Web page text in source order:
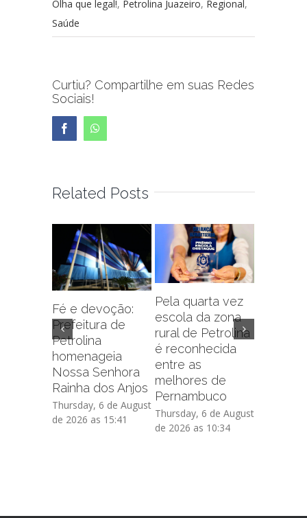
Olha que legal!, Petrolina Juazeiro, Regional,
Saúde
Curtiu? Compartilhe em suas Redes
Sociais!
Facebook
Related Posts
Fé e devoção:
Prefeitura de
Petrolina
homenageia
Nossa Senhora
Rainha dos Anjos
Thursday, 6 de August
de 2026 as 15:41
Pela quarta vez
escola da zona
rural de Petrolina
é reconhecida
entre as
melhores de
Pernambuco
Thursday, 6 de August
de 2026 as 10:34